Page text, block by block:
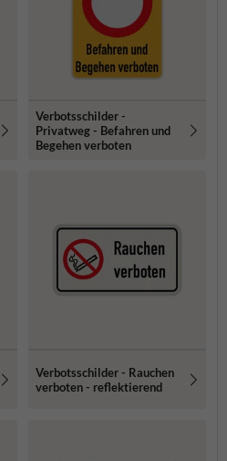
Verbotsschilder -
Privatweg - Befahren und
Begehen verboten
Verbotsschilder - Rauchen
verboten - reflektierend